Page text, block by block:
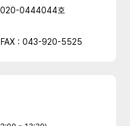
2020-0444044호
FAX : 043-920-5525